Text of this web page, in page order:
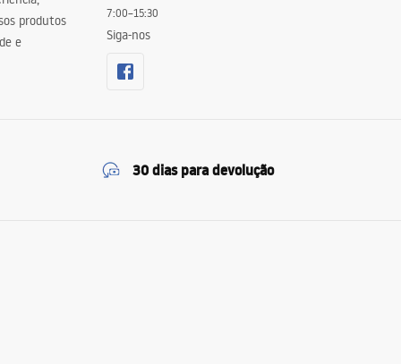
produtos
e
7:00–15:30
Siga-nos
30 dias para devolução